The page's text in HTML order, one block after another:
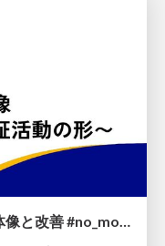
10Xにおける品質保証活動の全体像と改善 #no_more_wait_for_test